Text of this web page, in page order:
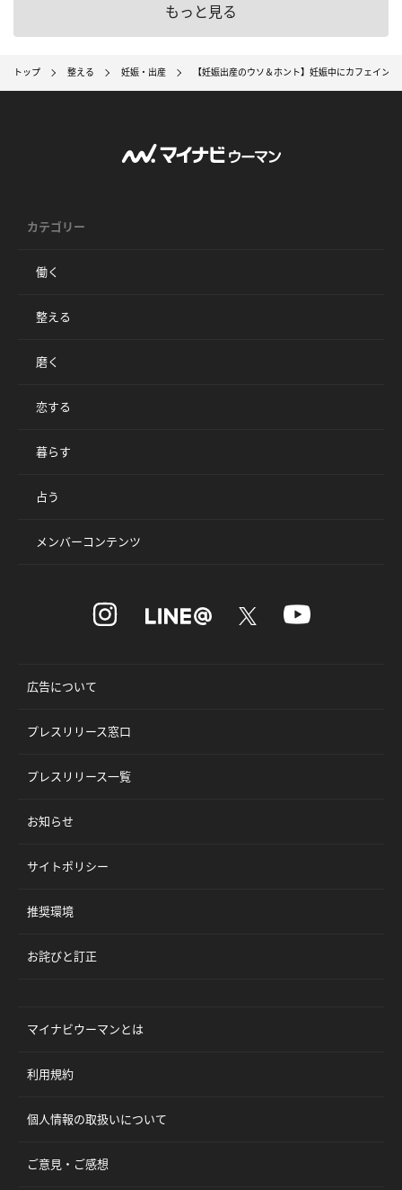
もっと見る
トップ 整える 妊娠・出産 【妊娠出産のウソ＆ホント】妊娠中にカフェイン
カテゴリー
働く
整える
磨く
恋する
暮らす
占う
メンバーコンテンツ
広告について
プレスリリース窓口
プレスリリース一覧
お知らせ
サイトポリシー
推奨環境
お詫びと訂正
マイナビウーマンとは
利用規約
個人情報の取扱いについて
ご意見・ご感想